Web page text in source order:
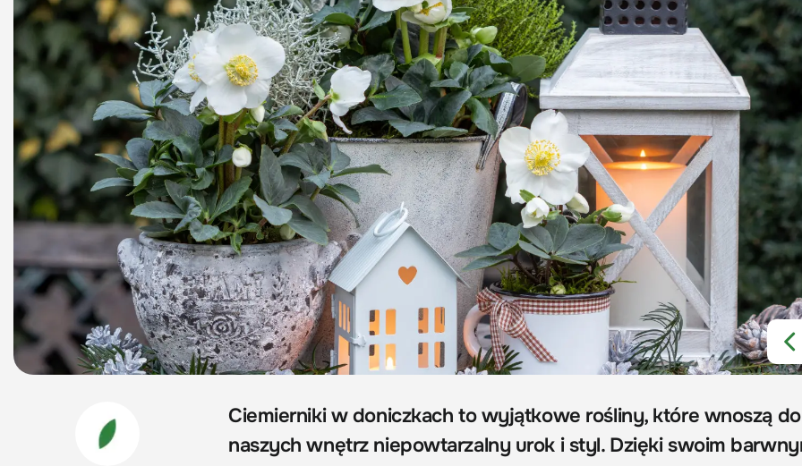
Ciemierniki w doniczkach to wyjątkowe rośliny, które wnoszą do
naszych wnętrz niepowtarzalny urok i styl. Dzięki swoim